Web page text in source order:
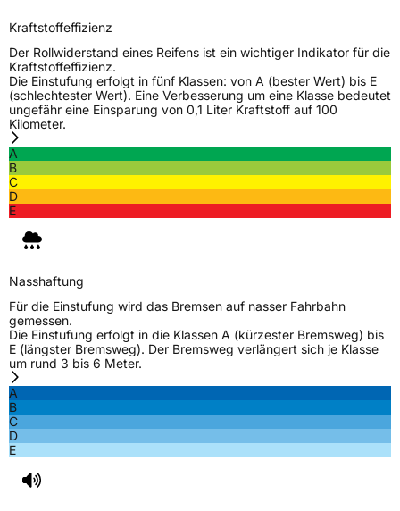
VerwendungSommerreifen
ModellnameUltra ARZ 5
FahrzeugartPKW & SUV
Weitere Eigenschaften
ZustandNeureifen
VerstärktXL
Nasshaftung B
Rollgeräusch (Klasse)
Kraftstoffeffizienz
Der Rollwiderstand eines Reifens ist ein wichtiger Indikator für die
Kraftstoffeffizienz.
Die Einstufung erfolgt in fünf Klassen: von A (bester Wert) bis E
(schlechtester Wert). Eine Verbesserung um eine Klasse bedeutet
ungefähr eine Einsparung von 0,1 Liter Kraftstoff auf 100
Kilometer.
A
B
C
D
E
Nasshaftung
Für die Einstufung wird das Bremsen auf nasser Fahrbahn
gemessen.
Die Einstufung erfolgt in die Klassen A (kürzester Bremsweg) bis
E (längster Bremsweg). Der Bremsweg verlängert sich je Klasse
um rund 3 bis 6 Meter.
A
B
C
D
E